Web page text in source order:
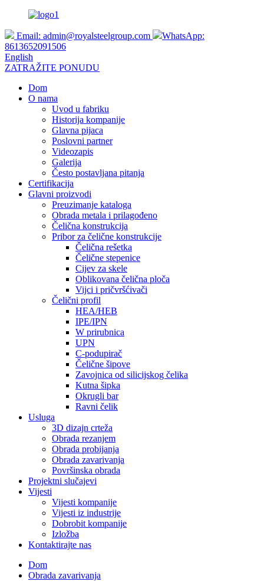
Email: admin@royalsteelgroup.com
WhatsApp:
8613652091506
English
ZATRAŽITE PONUDU
Dom
O nama
Uvod u fabriku
Historija kompanije
Glavna pijaca
Poslovni partner
Videozapis
Galerija
Često postavljana pitanja
Certifikacija
Glavni proizvodi
Preuzimanje kataloga
Obrada metala i prilagođeno
Čelična konstrukcija
Pribor za čelične konstrukcije
Čelična rešetka
Čelične stepenice
Cijev za skele
Oblikovana čelična ploča
Vijci i pričvršćivači
Čelični profil
HEA/HEB
IPE/IPN
W prirubnica
UPN
C-podupirač
Čelične šipove
Zavojnica od silicijskog čelika
Kutna šipka
Okrugli bar
Ravni čelik
Usluga
3D dizajn crteža
Obrada rezanjem
Obrada probijanja
Obrada zavarivanja
Površinska obrada
Projektni slučajevi
Vijesti
Vijesti kompanije
Vijesti iz industrije
Dobrobit kompanije
Izložba
Kontaktirajte nas
Dom
Obrada zavarivanja